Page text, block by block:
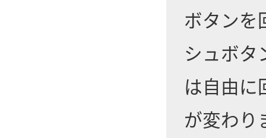
ボタンを
シュボタ
は自由に
が変わり